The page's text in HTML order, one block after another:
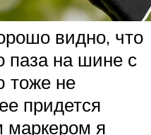
видно, что
паза на шине с
тоже не
придется
маркером я